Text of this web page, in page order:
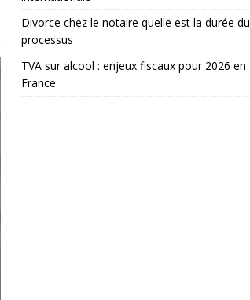
Divorce chez le notaire quelle est la durée du
processus
TVA sur alcool : enjeux fiscaux pour 2026 en
France